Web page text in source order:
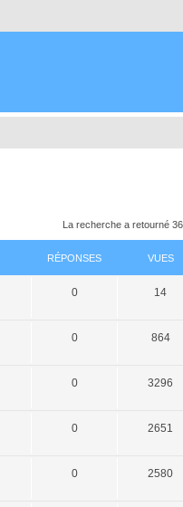
La recherche a retourné
RÉPONSES VUES
0 14
0 864
0 3296
0 2651
0 2580